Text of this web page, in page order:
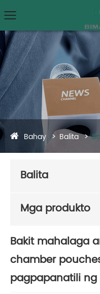
Bahay Balita
Balita
Mga produkto
Bakit mahalaga
chamber
pagpapanatili